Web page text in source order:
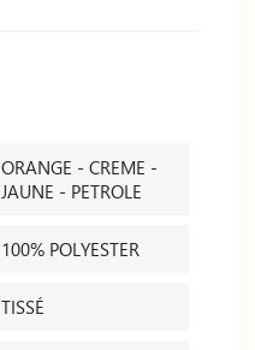
ORANGE - CREME -
JAUNE - PETROLE
100% POLYESTER
TISSÉ